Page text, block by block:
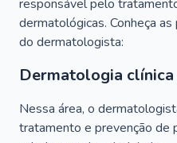
responsável pelo
dermatológicas. Conheça
do dermatologista:
Dermatologia
Nessa área, o
tratamento e prevenção de